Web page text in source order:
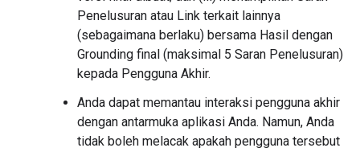
Penelusuran atau Link terkait lainnya
(sebagaimana berlaku) bersama Hasil dengan
Grounding final (maksimal 5 Saran Penelusuran)
kepada Pengguna Akhir.
Anda dapat memantau interaksi pengguna akhir
dengan antarmuka aplikasi Anda. Namun, Anda
tidak boleh melacak apakah pengguna tersebut